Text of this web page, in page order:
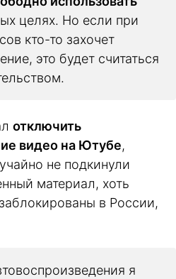
целях. Но если при
кто-то захочет
это будет считаться
отключить
видео на Ютубе,
не подкинули
материал, хоть
в России,
я